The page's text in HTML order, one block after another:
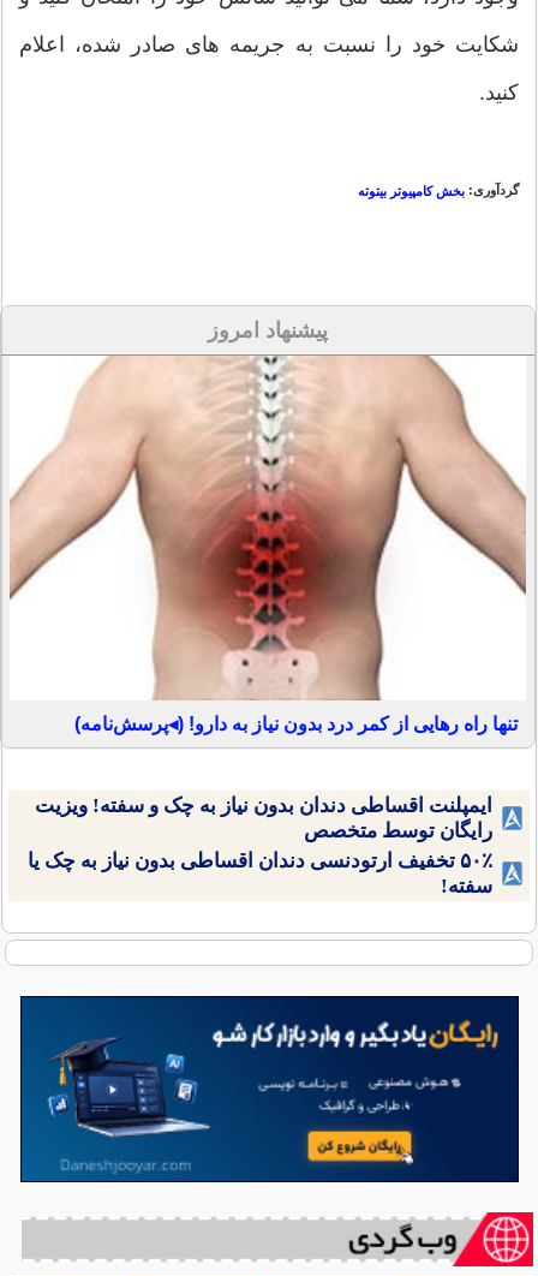
شکایت خود را نسبت به جریمه های صادر شده، اعلام
کنید.
گردآوری: بخش کامپیوتر بیتوته
پیشنهاد امروز
تنها راه رهایی از کمر درد بدون نیاز به دارو! (◂پرسش‌نامه)
ایمپلنت اقساطی دندان بدون نیاز به چک و سفته! ویزیت
رایگان توسط متخصص
۵۰٪ تخفیف ارتودنسی دندان اقساطی بدون نیاز به چک یا
سفته!